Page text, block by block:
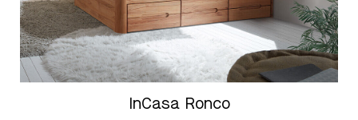
InCasa Ronco